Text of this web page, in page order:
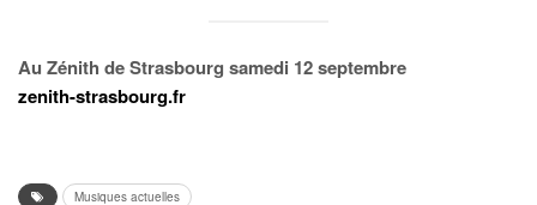
Au Zénith de Strasbourg samedi 12 septembre
zenith-strasbourg.fr
Musiques actuelles